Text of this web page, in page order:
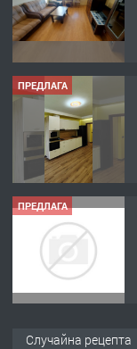
ПРЕДЛАГА
ПРЕДЛАГА
Случайна рецепта